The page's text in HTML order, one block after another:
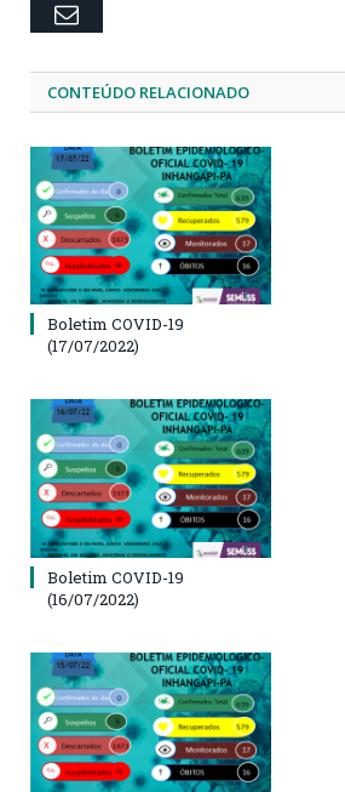
Email
CONTEÚDO RELACIONADO
Boletim COVID-19
(17/07/2022)
Boletim COVID-19
(16/07/2022)